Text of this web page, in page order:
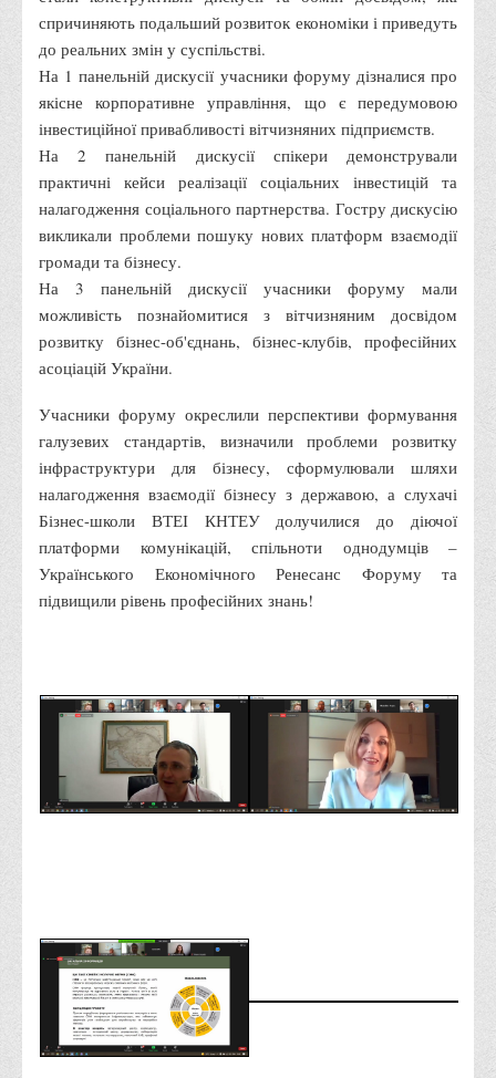
Адміністрація
Факультети
Обліково-фінансовий
Торгівлі, маркетингу та сфери обслуговування
Економіки, менеджменту та права
Кафедри
Маркетингу та реклами
Товарознавства, експертизи та торговельного
підприємництва
Туризму та готельно-ресторанної справи
Фізичного виховання та спорту
Менеджменту та публічного управління
Інноваційної економіки та цифрових технологій
Права
Обліку та оподаткування
Реклами та зв'язків з громадськістю
Наукової роботи та міжнародної співпраці
Здобутки студентів
Матеріали наукових конференцій та вебінарів
Програми стажування (міжнародна практика)
Міжнародні проєкти
Корисні посилання
Навчально-методичний
спричиняють подальший розвиток економіки і приведуть
до реальних змін у суспільстві.
На 1 панельній дискусії учасники форуму дізналися про
якісне корпоративне управління, що є передумовою
інвестиційної привабливості вітчизняних підприємств.
На 2 панельній дискусії спікери демонстрували
практичні кейси реалізації соціальних інвестицій та
налагодження соціального партнерства. Гостру дискусію
викликали проблеми пошуку нових платформ взаємодії
громади та бізнесу.
На 3 панельній дискусії учасники форуму мали
можливість познайомитися з вітчизняним досвідом
розвитку бізнес-об'єднань, бізнес-клубів, професійних
асоціацій України.
Учасники форуму окреслили перспективи формування
галузевих стандартів, визначили проблеми розвитку
інфраструктури для бізнесу, сформулювали шляхи
налагодження взаємодії бізнесу з державою, а слухачі
Бізнес-школи ВТЕІ КНТЕУ долучилися до діючої
платформи комунікацій, спільноти однодумців –
Українського Економічного Ренесанс Форуму та
підвищили рівень професійних знань!